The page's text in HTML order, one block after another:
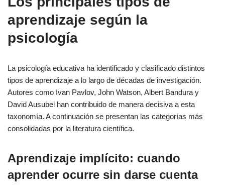
aprendizaje según la
psicología
La psicología educativa ha identificado y clasificado distintos
tipos de aprendizaje a lo largo de décadas de investigación.
Autores como Ivan Pavlov, John Watson, Albert Bandura y
David Ausubel han contribuido de manera decisiva a esta
taxonomía. A continuación se presentan las categorías más
consolidadas por la literatura científica.
Aprendizaje implícito: cuando
aprender ocurre sin darse cuenta